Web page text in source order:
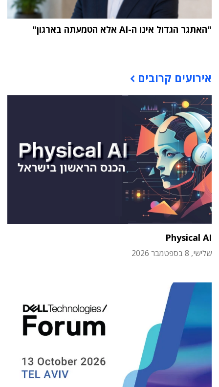
"האתגר הגדול אינו ה-AI אלא הטמעתה בארגון"
אירועים קרובים
Physical AI
שלישי, 8 בספטמבר 2026